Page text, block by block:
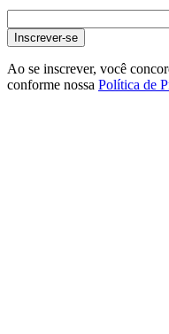
Inscrever-se
Ao se inscrever, você
conforme nossa Política de